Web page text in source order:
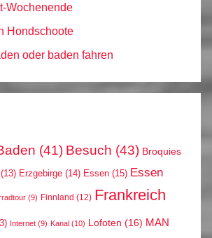
Wochenende
Hondschoote
oder baden fahren
(41) Besuch (43) Broquies
(13) Erzgebirge (14) Essen (15) Essen
(9) Finnland (12) Frankreich
Internet (9) Kanal (10) Lofoten (16) MAN